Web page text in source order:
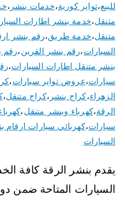
للبيع،تواير كورية،خدمات بنشر ،
متنقل،خدمة بنشر اطارات
متنقل،خدمة طريق،رقم بنشر
السيارات،رقم بنشر القرين،رقم
بنشر متنقل اطارات السيارات،
سيارات،عروض تواير سيارات،
الزهراء،كراج بنشر ،كراج متنقل،
الرقة،كهرباء وبنشر متنقل،
سيارات،كهربائي سيارات ارقام
السيارات
يقدم بنشر الرقة كافة
السيارات المتاحة ضمن